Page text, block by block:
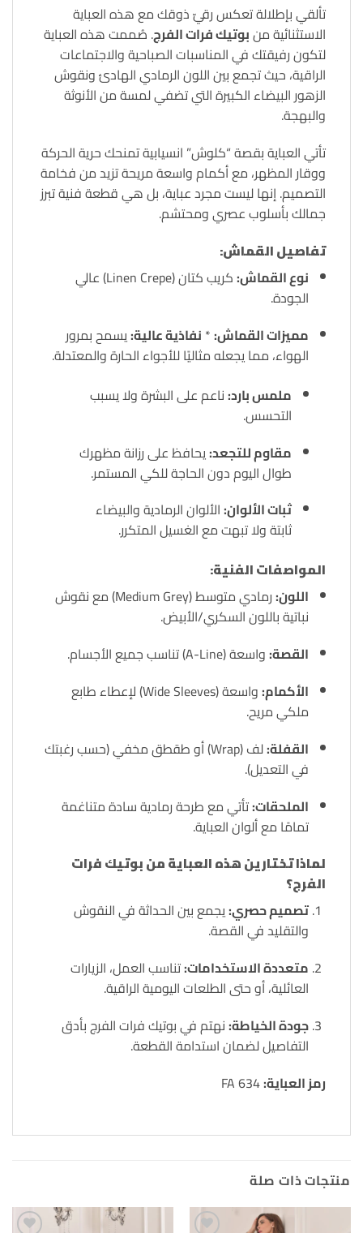
تألقي بإطلالة تعكس رقيّ ذوقك مع هذه العباية
الاستثنائية منبوتيك فرات الفرج. صُممت هذه العباية
لتكون رفيقتك في المناسبات الصباحية والاجتماعات
الراقية، حيث تجمع بين اللون الرمادي الهادئ ونقوش
الزهور البيضاء الكبيرة التي تضفي لمسة من الأنوثة
والبهجة.
تأتي العباية بقصة “كلوش” انسيابية تمنحك حرية الحركة
ووقار المظهر، مع أكمام واسعة مريحة تزيد من فخامة
التصميم. إنها ليست مجرد عباية، بل هي قطعة فنية تبرز
جمالك بأسلوب عصري ومحتشم.
تفاصيل القماش:
نوع القماش:
كريب كتان (Linen Crepe) عالي
الجودة.
مميزات القماش:* نفاذية عالية:يسمح بمرور
الهواء، مما يجعله مثاليًا للأجواء الحارة والمعتدلة.
ملمس بارد:ناعم على البشرة ولا يسبب
التحسس.
مقاوم للتجعد:يحافظ على رزانة مظهرك
طوال اليوم دون الحاجة للكي المستمر.
ثبات الألوان:الألوان الرمادية والبيضاء
ثابتة ولا تبهت مع الغسيل المتكرر.
المواصفات الفنية:
اللون:
رمادي متوسط (Medium Grey) مع نقوش
نباتية باللون السكري/الأبيض.
القصة:واسعة (A-Line) تناسب جميع الأجسام.
الأكمام:
واسعة (Wide Sleeves) لإعطاء طابع
ملكي مريح.
القفلة:
لف (Wrap) أو طقطق مخفي (حسب رغبتك
في التعديل).
الملحقات:تأتي مع طرحة رمادية سادة متناغمة
تمامًا مع ألوان العباية.
لماذا تختارين هذه العباية من بوتيك فرات
الفرج؟
تصميم حصري:يجمع بين الحداثة في النقوش
والتقليد في القصة.
متعددة الاستخدامات:تناسب العمل، الزيارات
العائلية، أو حتى الطلعات اليومية الراقية.
جودة الخياطة:نهتم في بوتيك فرات الفرج بأدق
التفاصيل لضمان استدامة القطعة.
رمز العباية:
منتجات ذات صلة